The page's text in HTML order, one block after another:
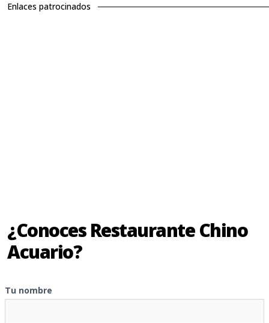
Enlaces patrocinados
¿Conoces Restaurante Chino
Acuario?
Tu nombre